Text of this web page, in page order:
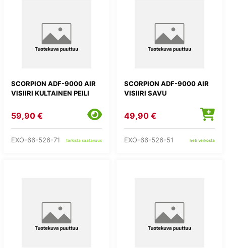
SCORPION ADF-9000 AIR
VISIIRI KULTAINEN PEILI
59,90 €
EXO-66-526-71 tarkista saatavuus
SCORPION ADF-9000 AIR
VISIIRI SAVU
49,90 €
EXO-66-526-51 heti verkosta